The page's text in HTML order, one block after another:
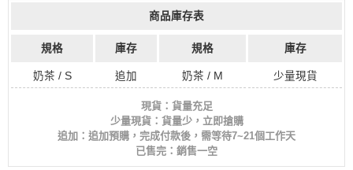
商品庫存表
規格 庫存 規格 庫存
奶茶 / S 追加 奶茶 / M 少量現貨
現貨：貨量充足
少量現貨：貨量少，立即搶購
追加：追加預購，完成付款後，需等待7~21個工作天
已售完：銷售一空